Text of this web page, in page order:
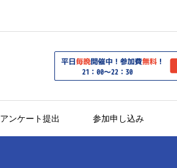
アンケート提出 参加申し込み